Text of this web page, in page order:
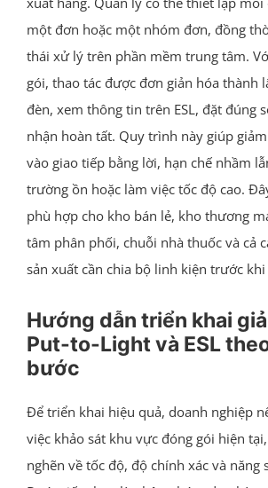
một đơn hoặc một nhóm đơn, đồng
thái xử lý trên phần mềm trung tâm.
gói, thao tác được đơn giản hóa thành
đèn, xem thông tin trên ESL, đặt đúng
nhận hoàn tất. Quy trình này giúp
vào giao tiếp bằng lời, hạn chế nhầm
trường ồn hoặc làm việc tốc độ cao.
phù hợp cho kho bán lẻ, kho thương
tâm phân phối, chuỗi nhà thuốc và cả
sản xuất cần chia bộ linh kiện trước
Hướng dẫn triển khai
Put-to-Light và ESL
bước
Để triển khai hiệu quả, doanh nghiệp
việc khảo sát khu vực đóng gói hiện
nghẽn về tốc độ, độ chính xác và năng